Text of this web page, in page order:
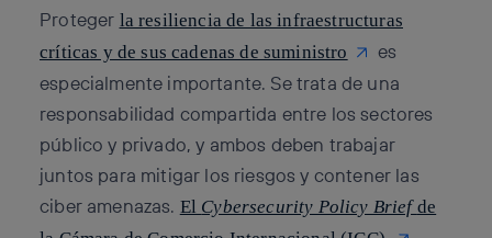
Proteger la resiliencia de las infraestructuras
críticas y de sus cadenas de suministro
es
especialmente importante. Se trata de una
responsabilidad compartida entre los sectores
público y privado, y ambos deben trabajar
juntos para mitigar los riesgos y contener las
ciber amenazas. El Cybersecurity Policy Briefde